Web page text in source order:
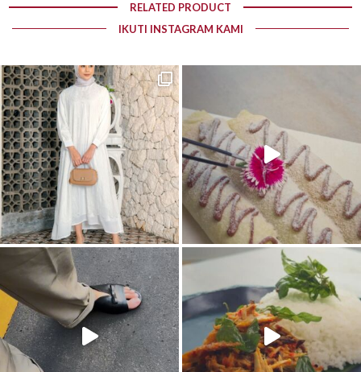
RELATED PRODUCT
IKUTI INSTAGRAM KAMI